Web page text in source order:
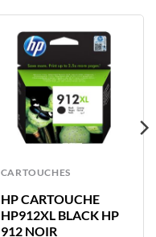
CARTOUCHES
HP CARTOUCHE
HP912XL BLACK HP
912 NOIR